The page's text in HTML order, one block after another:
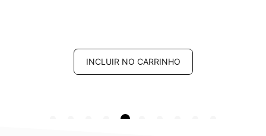
INCLUIR NO CARRINHO